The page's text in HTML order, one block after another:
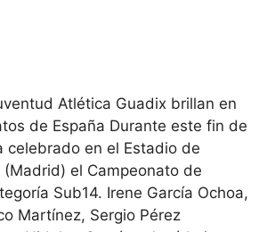
Atlética Guadix brillan en
de España Durante este fin de
celebrado en el Estadio de
(Madrid) el Campeonato de
Sub14. Irene García Ochoa,
Martínez, Sergio Pérez